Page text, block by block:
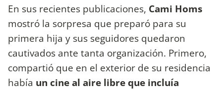
En sus recientes publicaciones, Cami Homs
mostró la sorpresa que preparó para su
primera hija y sus seguidores quedaron
cautivados ante tanta organización. Primero,
compartió que en el exterior de su residencia
había un cine al aire libre que incluía